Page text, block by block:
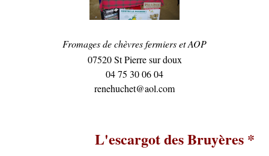
Fromages de chèvres fermiers et AOP
07520 St Pierre sur doux
04 75 30 06 04
renehuchet@aol.com
L'escargot des Bruyères *